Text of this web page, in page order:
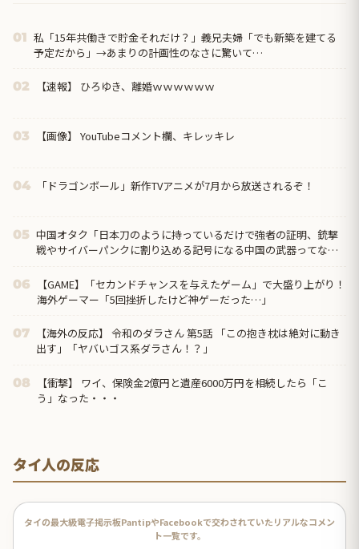
01 私「15年共働きで貯金それだけ？」義兄夫婦「でも新築を建てる
予定だから」→あまりの計画性のなさに驚いて…
02 【速報】 ひろゆき、離婚ｗｗｗｗｗｗ
03 【画像】 YouTubeコメント欄、キレッキレ
04 「ドラゴンボール」新作TVアニメが7月から放送されるぞ！
05 中国オタク「日本刀のように持っているだけで強者の証明、銃撃
戦やサイバーパンクに割り込める記号になる中国の武器ってなん
06
【GAME】「セカンドチャンスを与えたゲーム」で大盛り上がり！
海外ゲーマー「5回挫折したけど神ゲーだった…」
07
【海外の反応】 令和のダラさん 第5話 「この抱き枕は絶対に動き
出す」「ヤバいゴス系ダラさん！？」
08
【衝撃】 ワイ、保険金2億円と遺産6000万円を相続したら「こ
う」なった・・・
タイ人の反応
タイの最大級電子掲示板PantipやFacebookで交わされていたリアルなコメン
ト一覧です。